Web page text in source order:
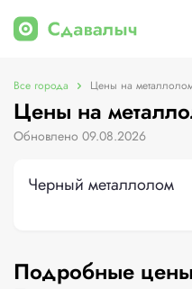
Все города Цены на металлолом
Цены на
Обновлено 09.08.2026
Черный металлолом
Подробные